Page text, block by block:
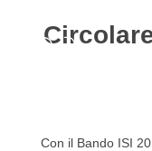
Con il Bando ISI